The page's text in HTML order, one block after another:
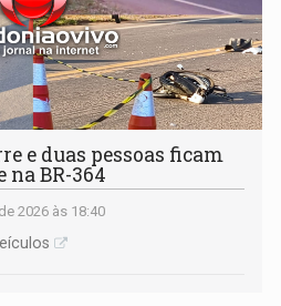
e duas pessoas ficam
na BR-364
2026 às 18:40